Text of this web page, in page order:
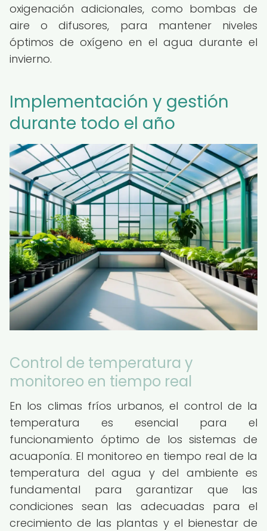
oxigenación adicionales, como bombas de
aire o difusores, para mantener niveles
óptimos de oxígeno en el agua durante el
invierno.
Implementación y gestión
durante todo el año
Control de temperatura y
monitoreo en tiempo real
En los climas fríos urbanos, el control de la
temperatura es esencial para el
funcionamiento óptimo de los sistemas de
acuaponía. El monitoreo en tiempo real de la
temperatura del agua y del ambiente es
fundamental para garantizar que las
condiciones sean las adecuadas para el
crecimiento de las plantas y el bienestar de